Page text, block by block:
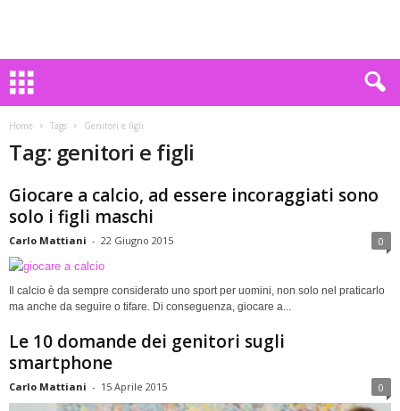
Home Tags Genitori e figli
Tag: genitori e figli
Giocare a calcio, ad essere incoraggiati sono
solo i figli maschi
Carlo Mattiani - 22 Giugno 2015 0
Il calcio è da sempre considerato uno sport per uomini, non solo nel praticarlo
ma anche da seguire o tifare. Di conseguenza, giocare a...
Le 10 domande dei genitori sugli
smartphone
Carlo Mattiani - 15 Aprile 2015 0